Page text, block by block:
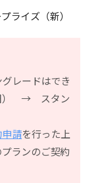
イズ（新）
レードはでき
旧） → スタン
請を行った上
ランのご契約